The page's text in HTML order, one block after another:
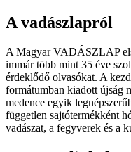
A vadászlapról
A Magyar VADÁSZLAP
immár több mint 35 éve
érdeklődő olvasókat. A
formátumban kiadott újság
medence egyik
független sajtótermékként
vadászat, a fegyverek és a